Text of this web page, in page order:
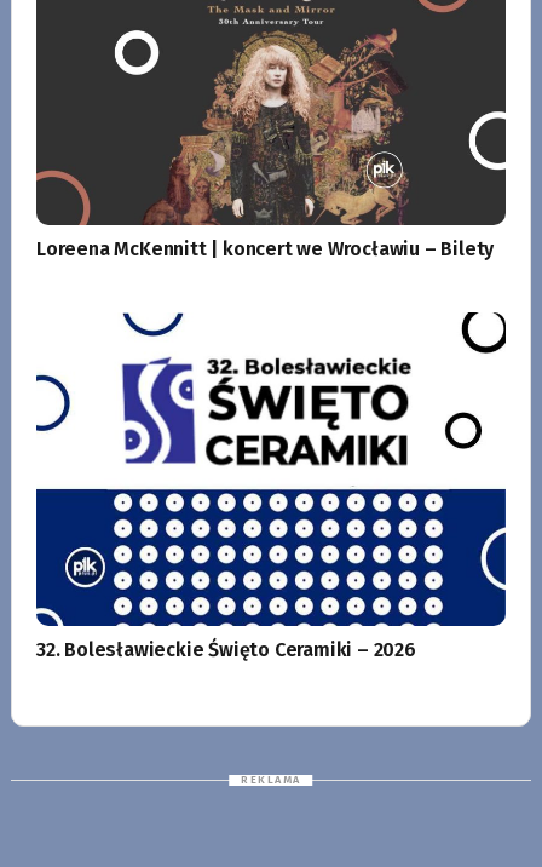
Loreena McKennitt | koncert we Wrocławiu – Bilety
32. Bolesławieckie Święto Ceramiki – 2026